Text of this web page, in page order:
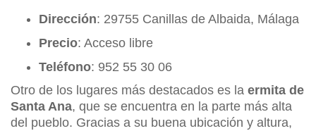
Dirección: 29755 Canillas de Albaida, Málaga
Precio: Acceso libre
Teléfono: 952 55 30 06
Otro de los lugares más destacados es la ermita de
Santa Ana, que se encuentra en la parte más alta
del pueblo. Gracias a su buena ubicación y altura,